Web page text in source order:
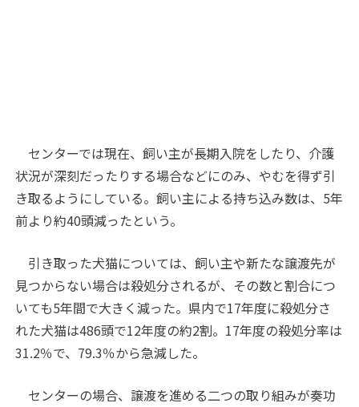
センターでは現在、飼い主が長期入院をしたり、介護
状況が深刻だったりする場合などにのみ、やむを得ず引
き取るようにしている。飼い主による持ち込み数は、5年
前より約40頭減ったという。
引き取った犬猫については、飼い主や新たな譲渡先が
見つからない場合は殺処分されるが、その数と割合につ
いても5年間で大きく減った。県内で17年度に殺処分さ
れた犬猫は486頭で12年度の約2割。17年度の殺処分率は
31.2％で、79.3％から急減した。
センターの場合、譲渡を進める二つの取り組みが奏功